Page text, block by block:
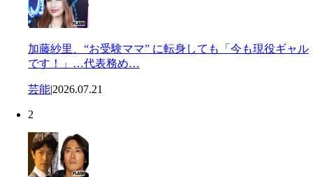
加藤紗里、“お受験ママ” に転身しても「今も現役ギャル
です！」…代表務め…
芸能|2026.07.21
2